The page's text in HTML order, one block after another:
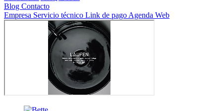
Blog Contacto
Empresa Servicio técnico Link de pago Agenda Web